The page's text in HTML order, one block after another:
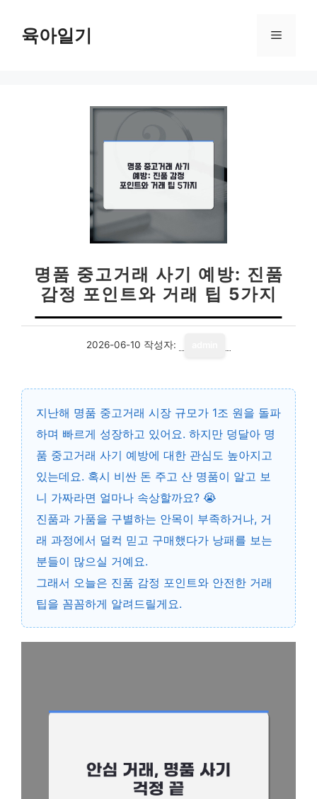
육아일기 메
명품 중고거래 사기 예방: 진품
감정 포인트와 거래 팁 5가지
2026-06-10 작성자:
지난해 명품 중고거래 시장 규모가 1조 원을 돌파
하며 빠르게 성장하고 있어요. 하지만 덩달아 명
품 중고거래 사기 예방에 대한 관심도 높아지고
있는데요. 혹시 비싼 돈 주고 산 명품이 알고 보
니 가짜라면 얼마나 속상할까요? 😭
진품과 가품을 구별하는 안목이 부족하거나, 거
래 과정에서 덜컥 믿고 구매했다가 낭패를 보는
분들이 많으실 거예요.
그래서 오늘은 진품 감정 포인트와 안전한 거래
팁을 꼼꼼하게 알려드릴게요.